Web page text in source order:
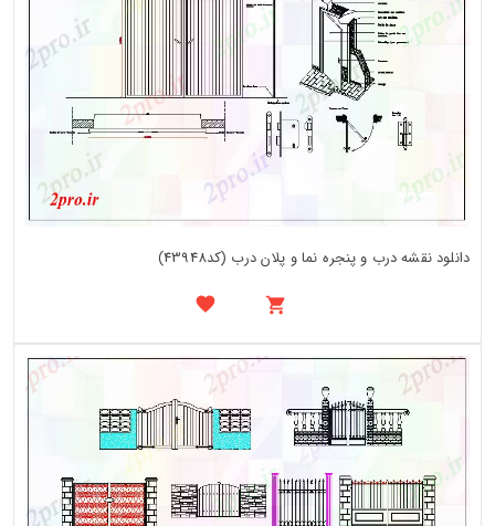
دانلود نقشه درب و پنجره نما و پلان درب (کد43948)